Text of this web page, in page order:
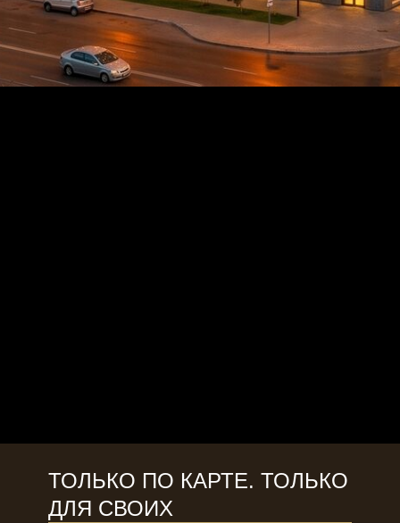
ТОЛЬКО ПО КАРТЕ. ТОЛЬКО
ДЛЯ СВОИХ